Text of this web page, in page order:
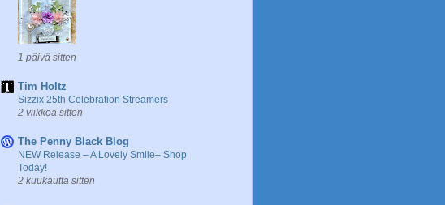
1 päivä sitten
Tim Holtz
Sizzix 25th Celebration Streamers
2 viikkoa sitten
The Penny Black Blog
NEW Release – A Lovely Smile– Shop
Today!
2 kuukautta sitten